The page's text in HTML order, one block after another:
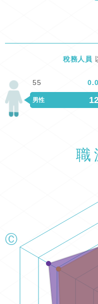
稅務人員
男性
55
職